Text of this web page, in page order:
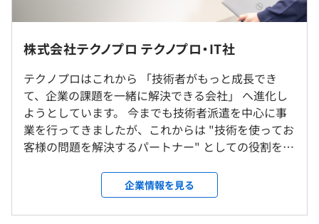
・コーポレイトサイト構築
＜研修制度＞
入社導入研修、技術研修、ヒューマン・ビジネス研修、e
ラーニング研修、Winスクール/Winラーニング（100種以
上のカリキュラムが受講無料）
※各種制度・研修の利用については、社内承認が必要です
＜拠点一覧＞
札幌、仙台、土浦、千葉、柏、埼玉、東京、八王子、横
浜、厚木、金沢、富山、新潟、静岡、浜松、名古屋、刈
谷、京都、大阪、神戸、岡山、広島、高松、松山、福岡、
※基本的に希望しない転勤はありません
※残業代支給規定：法定超25%増/深夜25%増/60時間超
50%増/法定休日35%増
＜モデル年収例＞
・800万円/マネージャー/月給50万円＋賞与/40代/入社9年
・600万円/リーダー/月給40万円＋賞与/34歳/入社3年目
・500万円/サブリーダー/月給33万円＋賞与/26歳/入社3年
株式会社テクノプロ テクノプロ・IT社
テクノプロはこれから 「技術者がもっと成長でき
て、企業の課題を一緒に解決できる会社」 へ進化し
ようとしています。 今までも技術者派遣を中心に事
業を行ってきましたが、これからは "技術を使ってお
客様の問題を解決するパートナー" としての役割をも
ているのか - エンジニアが新しい技術を学び続けられ
る環境をつくる - お客様の「困った」を見つけて、解
決策まで提案できる会社になる - デジタル技術（AI、
企業情報を見る